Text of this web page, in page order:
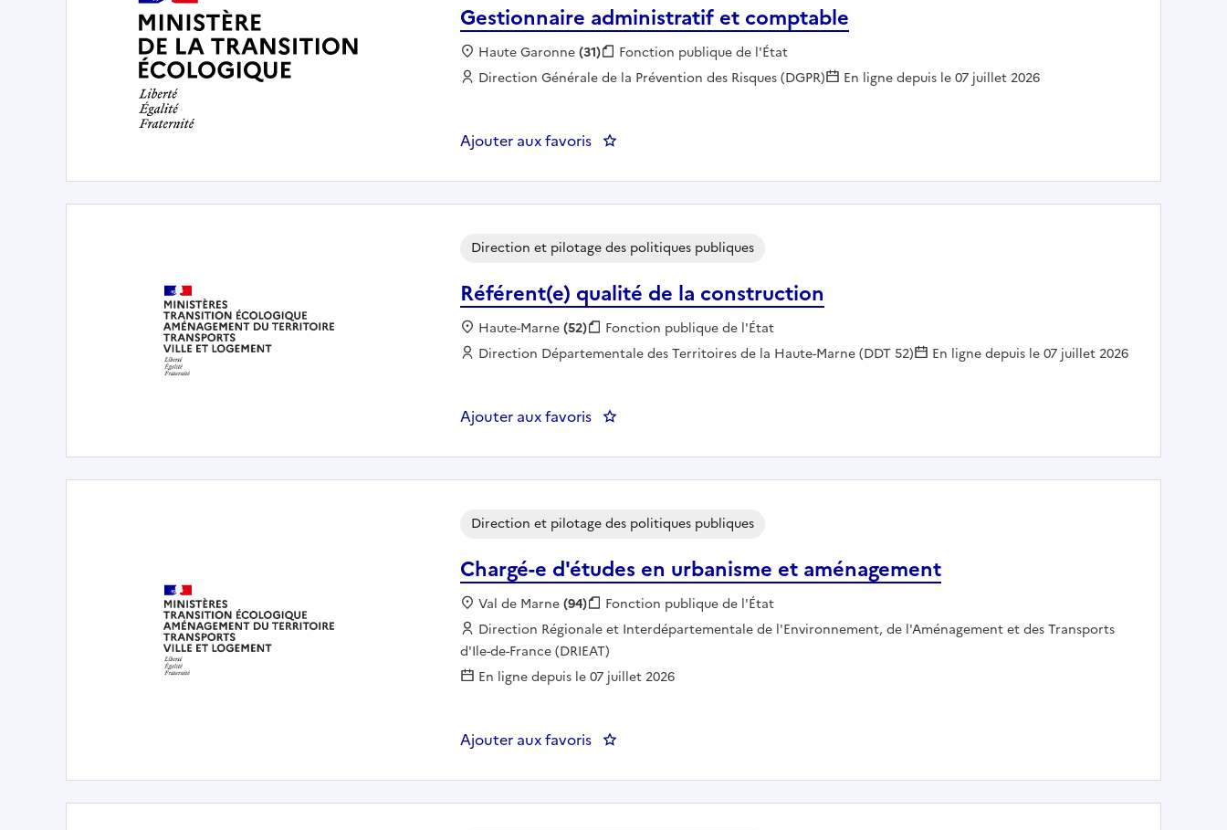
Gestionnaire administratif et comptable
Localisation :
Haute Garonne(31) Fonction publique :
Fonction publique de l'État
Employeur :
Direction Générale de la Prévention des Risques (DGPR) En ligne depuis le 07 juillet 2026
Ajouter aux favoris : Gestionnaire administratif et comptable
Référent(e) qualité de la construction
Direction et pilotage des politiques publiques
Localisation :
Haute-Marne(52) Fonction publique :
Fonction publique de l'État
Employeur :
Direction Départementale des Territoires de la Haute-Marne (DDT 52) En ligne depuis le 07 juillet 2026
Ajouter aux favoris : Référent(e) qualité de la construction
Chargé-e d'études en urbanisme et aménagement
Direction et pilotage des politiques publiques
Localisation :
Val de Marne(94) Fonction publique :
Fonction publique de l'État
Employeur :
Direction Régionale et Interdépartementale de l'Environnement, de l'Aménagement et des Transports
d'Ile-de-France (DRIEAT)
En ligne depuis le 07 juillet 2026
Ajouter aux favoris : Chargé-e d'études en urbanisme et aménagement